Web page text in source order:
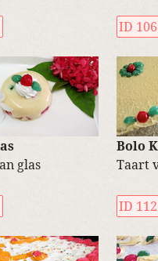
ID 106
glas
Bolo
Taart
ID 112